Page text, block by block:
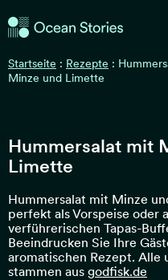
Ocean Stories
Startseite : Rezepte :
Minze und Limette
Hummersalat mit
Limette
Hummersalat mit Minze
perfekt als Vorspeise oder
verführerischen Tapas-
Beeindrucken Sie Ihre
aromatischen Rezept. Alle
stammen aus godfisk.de